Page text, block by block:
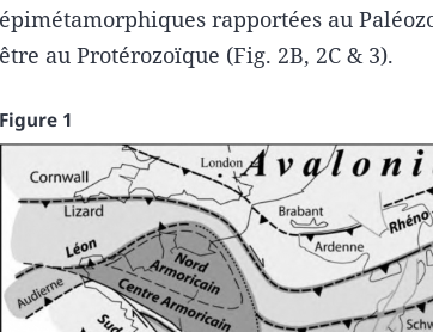
épimétamorphiques rapportées au
être au Protérozoïque (Fig. 2B, 2C & 3).
Figure 1